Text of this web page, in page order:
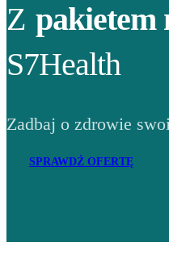
Z pakietem
S7Health
Zadbaj o zdrowie
SPRAWDŹ OFERTĘ